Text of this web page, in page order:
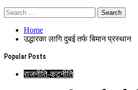
Home
उद्धारका लागि दुबई तर्फ बिमान प्रस्थान
Popular Posts
राजनीति-कुटनीति